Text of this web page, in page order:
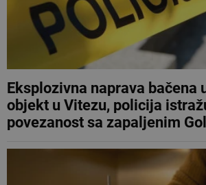
Eksplozivna naprava bačena
objekt u Vitezu, policija
povezanost sa zapaljenim